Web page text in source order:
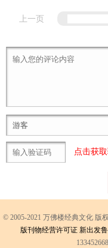
上一页
点击获
© 2005-2021 万佛楼经典文化 版
版刊物经营许可证 新出发